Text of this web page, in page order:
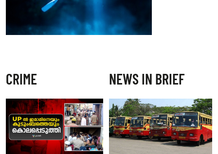
CRIME NEWS IN BRIEF